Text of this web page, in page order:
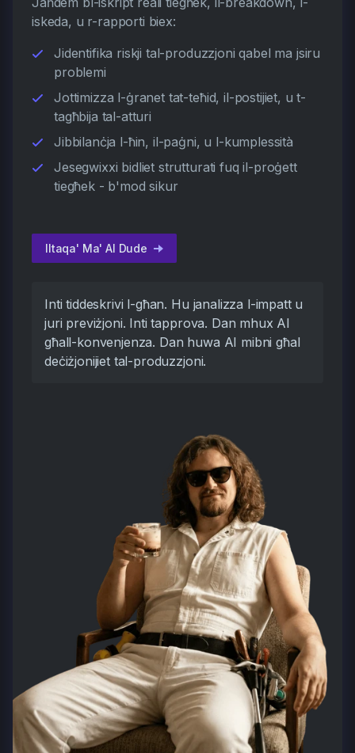
iskeda, u r-rapporti biex:
Jidentifika riskji tal-produzzjoni qabel ma jsiru
problemi
Jottimizza l-ġranet tat-teħid, il-postijiet, u t-
tagħbija tal-atturi
Jibbilanċja l-ħin, il-paġni, u l-kumplessità
Jesegwixxi bidliet strutturati fuq il-proġett
tiegħek - b'mod sikur
Iltaqa' Ma' AI Dude
Inti tiddeskrivi l-għan. Hu janalizza l-impatt u
juri previżjoni. Inti tapprova. Dan mhux AI
għall-konvenjenza. Dan huwa AI mibni għal
deċiżjonijiet tal-produzzjoni.